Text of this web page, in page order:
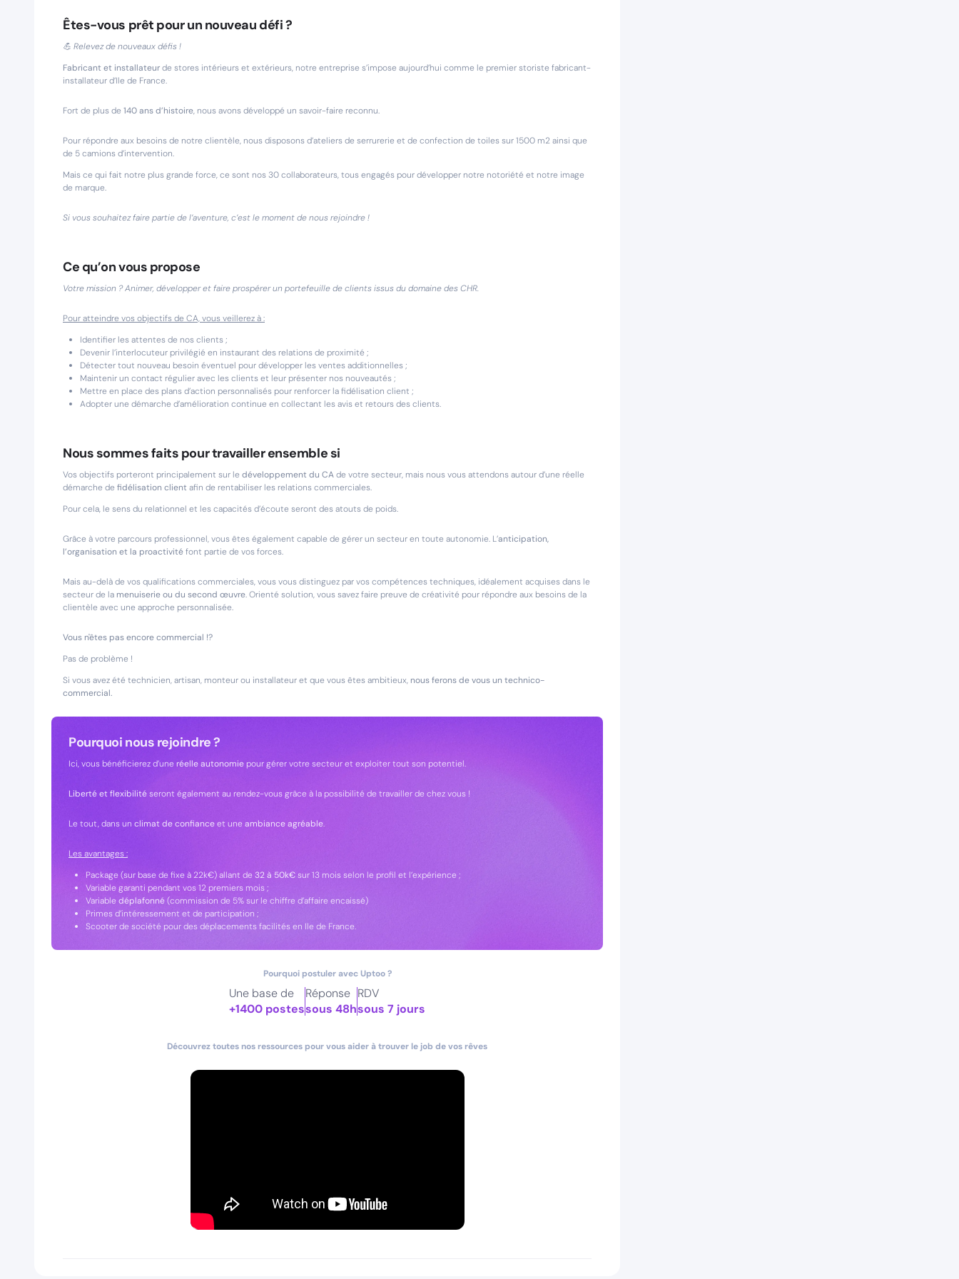
Êtes-vous prêt pour un nouveau défi ?
💪 Relevez de nouveaux défis !
Fabricant et installateurde stores intérieurs et extérieurs, notre entreprise s’impose aujourd’hui comme le premier storiste fabricant-
installateur d’Ile de France.
Fort de plus de 140 ans d’histoire, nous avons développé un savoir-faire reconnu.
Pour répondre aux besoins de notre clientèle, nous disposons d’ateliers de serrurerie et de confection de toiles sur 1500 m2 ainsi que
de 5 camions d’intervention.
Mais ce qui fait notre plus grande force, ce sont nos 30 collaborateurs, tous engagés pour développer notre notoriété et notre image
de marque.
Si vous souhaitez faire partie de l’aventure, c’est le moment de nous rejoindre !
Ce qu’on vous propose
Votre mission ? Animer, développer et faire prospérer un portefeuille de clients issus du domaine des CHR.
Pour atteindre vos objectifs de CA, vous veillerez à :
Identifier les attentes de nos clients ;
Devenir l’interlocuteur privilégié en instaurant des relations de proximité ;
Détecter tout nouveau besoin éventuel pour développer les ventes additionnelles ;
Maintenir un contact régulier avec les clients et leur présenter nos nouveautés ;
Mettre en place des plans d’action personnalisés pour renforcer la fidélisation client ;
Adopter une démarche d’amélioration continue en collectant les avis et retours des clients.
Nous sommes faits pour travailler ensemble si
Vos objectifs porteront principalement sur le développement du CAde votre secteur, mais nous vous attendons autour d’une réelle
démarche de fidélisation client afin de rentabiliser les relations commerciales.
Pour cela, le sens du relationnel et les capacités d’écoute seront des atouts de poids.
Grâce à votre parcours professionnel, vous êtes également capable de gérer un secteur en toute autonomie. L’anticipation,
l’organisation et la proactivitéfont partie de vos forces.
Mais au-delà de vos qualifications commerciales, vous vous distinguez par vos compétences techniques, idéalement acquises dans le
secteur de la menuiserie ou du second œuvre. Orienté solution, vous savez faire preuve de créativité pour répondre aux besoins de la
clientèle avec une approche personnalisée.
Vous n'êtes pas encore commercial !?
Pas de problème !
Si vous avez été technicien, artisan, monteur ou installateur et que vous êtes ambitieux, nous ferons de vous un technico-
commercial.
Pourquoi nous rejoindre ?
Ici, vous bénéficierez d’uneréelle autonomiepour gérer votre secteur et exploiter tout son potentiel.
Liberté et flexibilitéseront également au rendez-vous grâce à la possibilité de travailler de chez vous !
Le tout, dans un climat de confianceet uneambiance agréable.
Les avantages :
Package (sur base de fixe à 22k€) allant de32 à 50k€sur 13 mois selon le profil et l’expérience ;
Variable garanti pendant vos 12 premiers mois ;
Variabledéplafonné(commission de 5% sur le chiffre d’affaire encaissé)
Primes d’intéressement et de participation ;
Scooter de société pour des déplacements facilités en Ile de France.
Pourquoi postuler avec Uptoo ?
Une base de
+1400 postes
Réponse
sous 48h
RDV
sous 7 jours
Découvrez toutes nos ressources pour vous aider à trouver le job de vos rêves